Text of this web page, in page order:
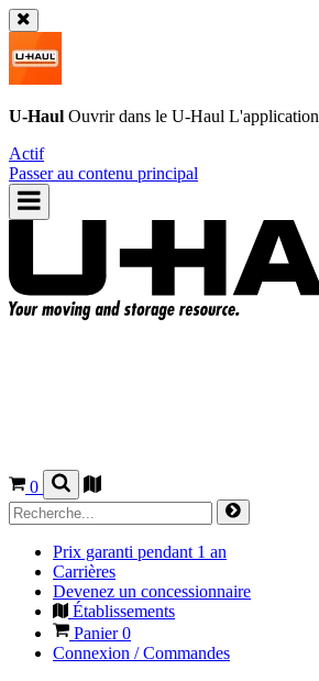
U-Haul Ouvrir dans le U-Haul L'application
Actif
Passer au contenu principal
0
Prix garanti pendant 1 an
Carrières
Devenez un concessionnaire
Établissements
Panier0
Connexion / Commandes